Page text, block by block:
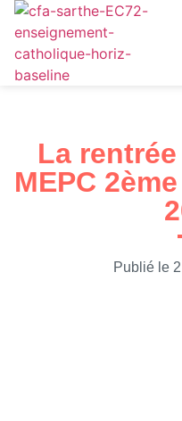
La
MEPC
Publié le